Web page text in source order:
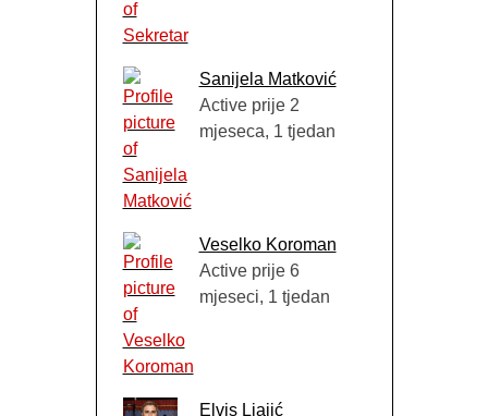
Sanijela Matković
Active prije 2
mjeseca, 1 tjedan
Veselko Koroman
Active prije 6
mjeseci, 1 tjedan
Elvis Ljajić